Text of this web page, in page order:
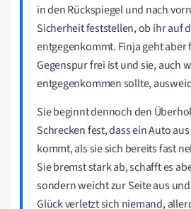
in den Rückspiegel und nach
Sicherheit feststellen, ob ihr auf
entgegenkommt. Finja geht aber
Gegenspur frei ist und sie, auch
entgegenkommen sollte,
Sie beginnt dennoch den
Schrecken fest, dass ein Auto
kommt, als sie sich bereits fast
Sie bremst stark ab, schafft es
sondern weicht zur Seite aus
Glück verletzt sich niemand,